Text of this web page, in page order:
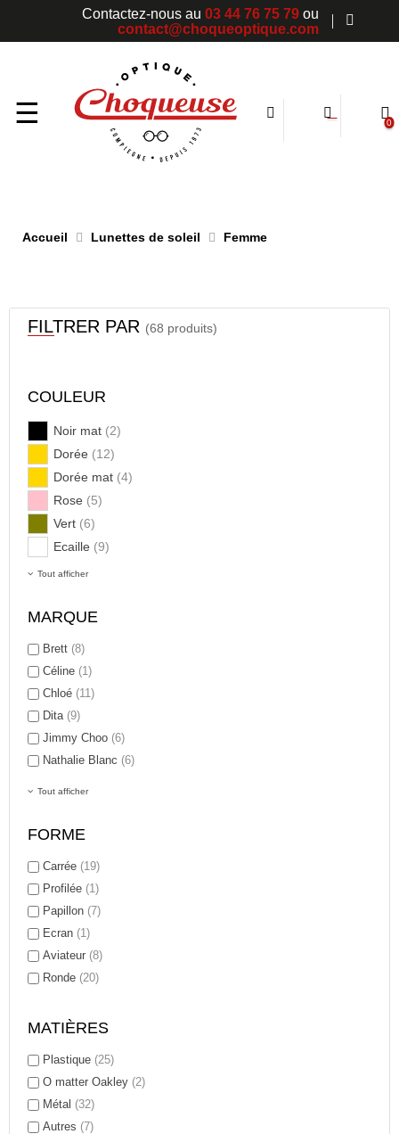
Contactez-nous au03 44 76 75 79 ou
contact@choqueoptique.com
Basculer
navigation
☰ 0
Accueil Lunettes de soleil Femme
FILTRER PAR (68 produits)
COULEUR
Noir mat (2)
Dorée (12)
Dorée mat (4)
Rose (5)
Vert (6)
Ecaille (9)
Tout afficher
MARQUE
Brett (8)
Céline (1)
Chloé (11)
Dita (9)
Jimmy Choo (6)
Nathalie Blanc (6)
Tout afficher
FORME
Carrée (19)
Profilée (1)
Papillon (7)
Ecran (1)
Aviateur (8)
Ronde (20)
MATIÈRES
Plastique (25)
O matter Oakley (2)
Métal (32)
Autres (7)